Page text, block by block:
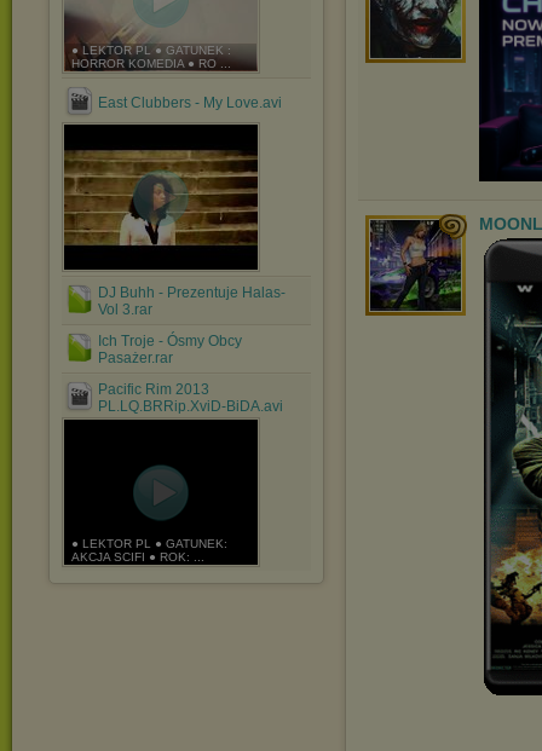
● LEKTOR PL ● GATUNEK :
HORROR KOMEDIA ● RO ...
East Clubbers - My Love.avi
DJ Buhh - Prezentuje Halas-
Vol 3.rar
Ich Troje - Ósmy Obcy
Pasażer.rar
Pacific Rim 2013
PL.LQ.BRRip.XviD-BiDA.avi
● LEKTOR PL ● GATUNEK:
AKCJA SCIFI ● ROK: ...